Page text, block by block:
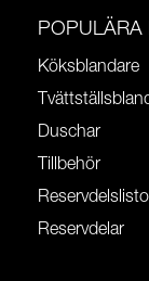
POPULÄRA
Köksblandare
Duschar
Tillbehör
Reservdelar